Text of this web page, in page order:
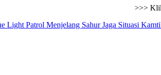
>>>
Light Patrol Menjelang Sahur Jaga Situasi